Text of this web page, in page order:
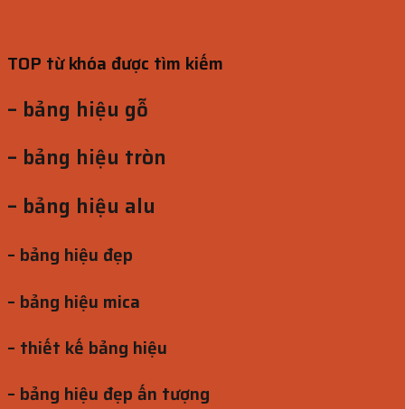
TOP từ khóa được tìm kiếm
– bảng hiệu gỗ
– bảng hiệu tròn
– bảng hiệu alu
– bảng hiệu đẹp
– bảng hiệu mica
– thiết kế bảng hiệu
– bảng hiệu đẹp ấn tượng